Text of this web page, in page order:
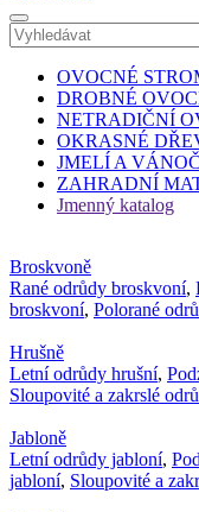
OVOCNÉ
DROBNÉ
NETRADIČNÍ
OKRASNÉ
JMELÍ A
ZAHRADNÍ
Jmenný katalog
Broskvoně
Rané odrůdy broskvoní,
broskvoní, Polorané
Hrušně
Letní odrůdy hrušní,
Sloupovité a zakrslé
Jabloně
Letní odrůdy jabloní,
jabloní, Sloupovité a